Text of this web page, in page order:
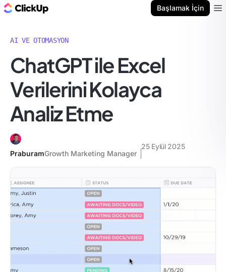
Başlamak İçin
AI VE OTOMASYON
ChatGPT ile Excel
Verilerini Kolayca
Analiz Etme
PraburamGrowth Marketing Manager
25 Eylül 2025